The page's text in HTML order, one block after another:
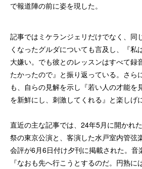
で報道陣の前に姿を現した。
記事ではミケランジェリだけでなく、同
くなったグルダについても言及し、『私
大嫌い。でも彼とのレッスンはすべて録
たかったので』と振り返っている。さら
も、自らの見解を示し『若い人の才能を
を新鮮にし、刺激してくれる』と楽しげ
直近の主な記事では、24年5月に開かれ
祭の東京公演と、客演した水戸室内管弦
会評が6月6日付け夕刊に掲載された。音
『なおも先へ行こうとするのだ。円熟